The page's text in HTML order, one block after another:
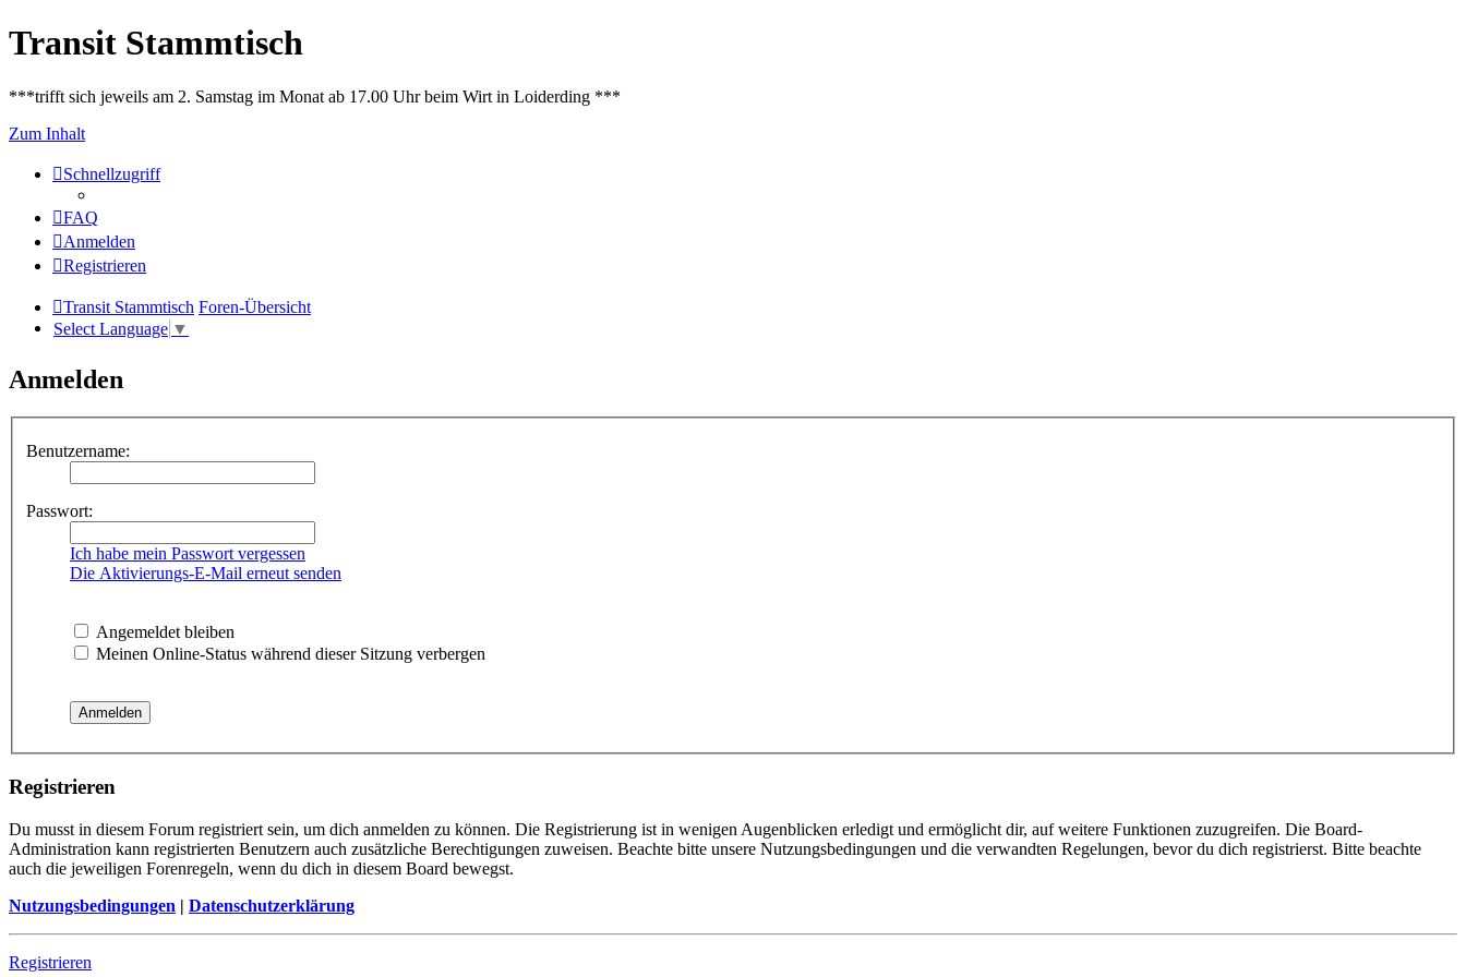
Transit Stammtisch
***trifft sich jeweils am 2. Samstag im Monat ab 17.00 Uhr beim Wirt in Loiderding ***
Zum Inhalt
Schnellzugriff
FAQ
Anmelden
Registrieren
Transit Stammtisch Foren-Übersicht
Select Language ▼
Anmelden
Benutzername:
Passwort:
Ich habe mein Passwort vergessen
Die Aktivierungs-E-Mail erneut senden
Angemeldet bleiben
Meinen Online-Status während dieser Sitzung verbergen
Registrieren
Du musst in diesem Forum registriert sein, um dich anmelden zu können. Die Registrierung ist in wenigen Augenblicken erledigt und ermöglicht dir, auf weitere Funktionen zuzugreifen. Die Board-
Administration kann registrierten Benutzern auch zusätzliche Berechtigungen zuweisen. Beachte bitte unsere Nutzungsbedingungen und die verwandten Regelungen, bevor du dich registrierst. Bitte beachte
auch die jeweiligen Forenregeln, wenn du dich in diesem Board bewegst.
Nutzungsbedingungen | Datenschutzerklärung
Registrieren